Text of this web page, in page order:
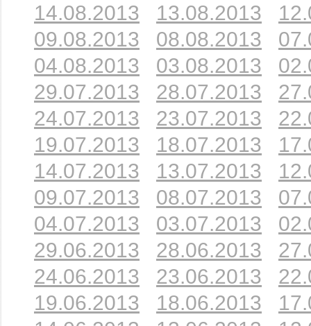
14.08.2013
13.08.2013
09.08.2013
08.08.2013
04.08.2013
03.08.2013
29.07.2013
28.07.2013
24.07.2013
23.07.2013
19.07.2013
18.07.2013
14.07.2013
13.07.2013
09.07.2013
08.07.2013
04.07.2013
03.07.2013
29.06.2013
28.06.2013
24.06.2013
23.06.2013
19.06.2013
18.06.2013